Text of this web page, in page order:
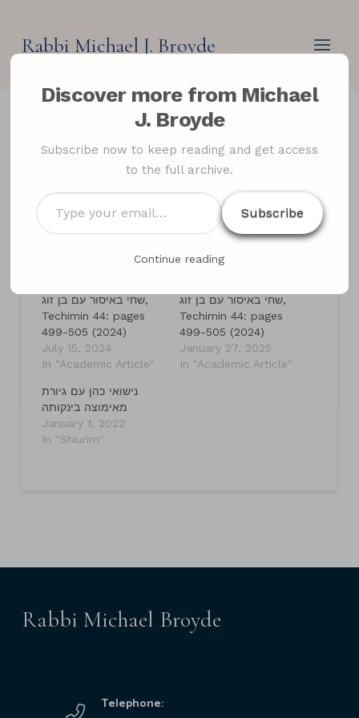
Rabbi Michael J. Broyde
ברכת כהנים על ידי כהן שחי באיסור עם בן זוג
Techumin 44:499-506 (2024)
שחי באיסור עם בן זוג,
Techimin 44: pages
499-505 (2024)
July 15, 2024
In "Academic Article"
שחי באיסור עם בן זוג,
Techimin 44: pages
499-505 (2024)
January 27, 2025
In "Academic Article"
נישואי כהן עם גיורת
מאימוצה בינקותה
January 1, 2022
In "Shiurim"
Rabbi Michael Broyde
Telephone:
Discover more from Michael
J. Broyde
Subscribe now to keep reading and get access
to the full archive.
Type
your
email…
Subscribe
Continue reading